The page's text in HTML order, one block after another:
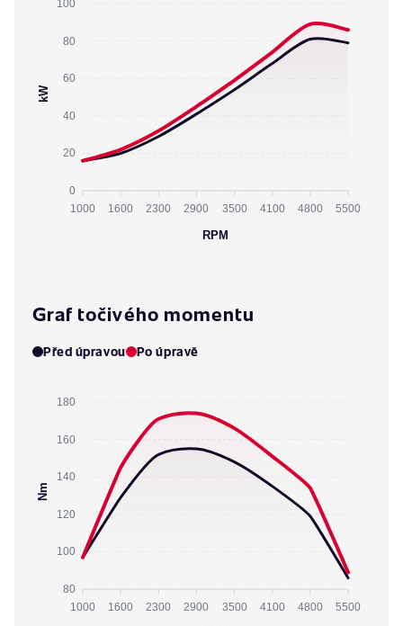
100
80
60
40
20
0
kW
1000 1600 2300 2900 3500 4100 4800 5500
RPM
Graf točivého momentu
Před úpravou Po úpravě
180
160
140
120
100
80
Nm
1000 1600 2300 2900 3500 4100 4800 5500